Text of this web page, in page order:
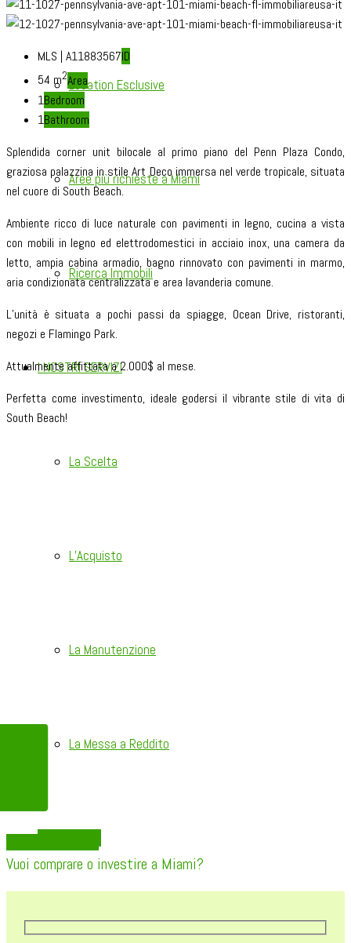
Location Esclusive
Aree più richieste a Miami
Ricerca Immobili
I NOSTRI SERVIZI
La Scelta
L’Acquisto
La Manutenzione
La Messa a Reddito
MLS | A11883567ID
54 m2Area
1Bedroom
1Bathroom
Splendida corner unit bilocale al primo piano del Penn Plaza Condo,
graziosa palazzina in stile Art Deco immersa nel verde tropicale, situata
nel cuore di South Beach.
Ambiente ricco di luce naturale con pavimenti in legno, cucina a vista
con mobili in legno ed elettrodomestici in acciaio inox, una camera da
letto, ampia cabina armadio, bagno rinnovato con pavimenti in marmo,
aria condizionata centralizzata e area lavanderia comune.
L’unità è situata a pochi passi da spiagge, Ocean Drive, ristoranti,
negozi e Flamingo Park.
Attualmente affittata a 2.000$ al mese.
Perfetta come investimento, ideale godersi il vibrante stile di vita di
South Beach!
Vuoi comprare o investire a Miami?